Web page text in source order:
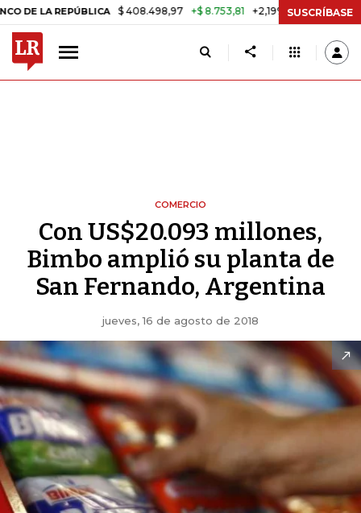
REPÚBLICA $ 408.498,97 +$ 8.753,81 +2,19% TASA DE USURA
SUSCRÍBASE
COMERCIO
Con US$20.093 millones,
Bimbo amplió su planta de
San Fernando, Argentina
jueves, 16 de agosto de 2018